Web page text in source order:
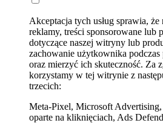
Akceptacja tych usług sprawia,
reklamy, treści sponsorowane lub
dotyczące naszej witryny lub
zachowanie użytkownika
oraz mierzyć ich skuteczność. Za
korzystamy w tej witrynie z
trzecich:
Meta-Pixel, Microsoft
oparte na kliknięciach, Ads